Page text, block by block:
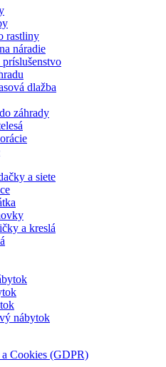
rastliny
náradie
dlažba
záhrady
a siete
a kreslá
nábytok
Cookies (GDPR)